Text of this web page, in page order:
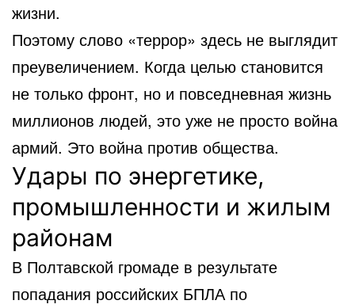
жизни.
Поэтому слово «террор» здесь не выглядит
преувеличением. Когда целью становится
не только фронт, но и повседневная жизнь
миллионов людей, это уже не просто война
армий. Это война против общества.
Удары по энергетике,
промышленности и жилым
районам
В Полтавской громаде в результате
попадания российских БПЛА по